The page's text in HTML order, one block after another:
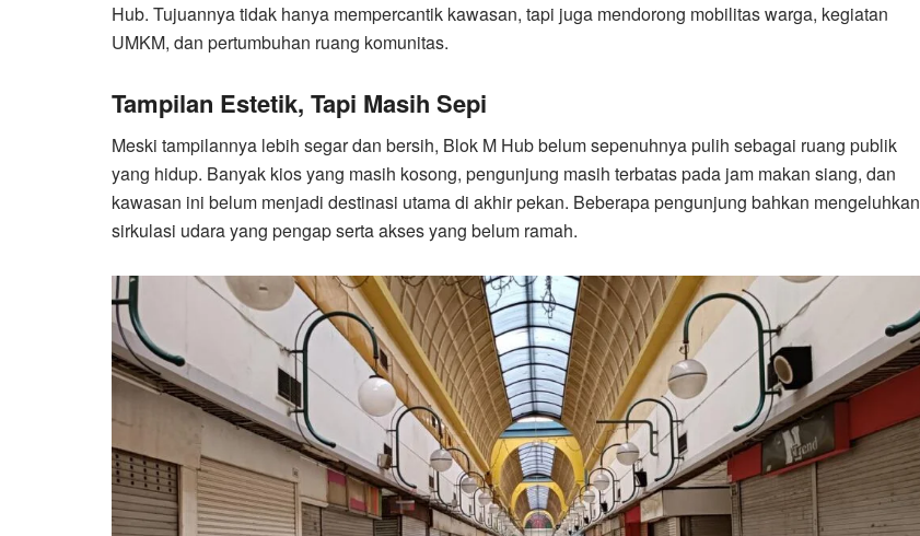
Hub. Tujuannya tidak hanya mempercantik kawasan, tapi juga mendorong mobilitas warga, kegiatan
UMKM, dan pertumbuhan ruang komunitas.
Tampilan Estetik, Tapi Masih Sepi
Meski tampilannya lebih segar dan bersih, Blok M Hub belum sepenuhnya pulih sebagai ruang publik
yang hidup. Banyak kios yang masih kosong, pengunjung masih terbatas pada jam makan siang, dan
kawasan ini belum menjadi destinasi utama di akhir pekan. Beberapa pengunjung bahkan mengeluhkan
sirkulasi udara yang pengap serta akses yang belum ramah.